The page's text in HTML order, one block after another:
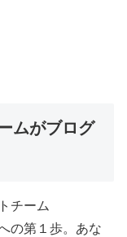
ムがブログ
チーム
の第１歩。あな